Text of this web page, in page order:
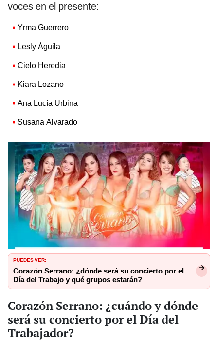
voces en el presente:
Yrma Guerrero
Lesly Águila
Cielo Heredia
Kiara Lozano
Ana Lucía Urbina
Susana Alvarado
PUEDES VER:
Corazón Serrano: ¿dónde será su concierto por el
Día del Trabajo y qué grupos estarán?
Corazón Serrano: ¿cuándo y dónde
será su concierto por el Día del
Trabajador?